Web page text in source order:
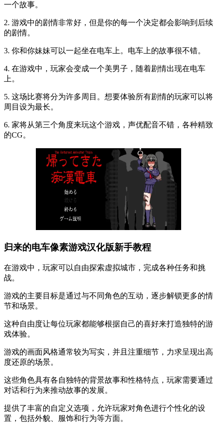
一个故事。
2. 游戏中的剧情非常好，但是你的每一个决定都会影响到后续
的剧情。
3. 你和你妹妹可以一起坐在电车上。电车上的故事很不错。
4. 在游戏中，玩家会变成一个美男子，随着剧情出现在电车
上。
5. 这场比赛将分为许多周目。想要体验所有剧情的玩家可以将
周目设为最长。
6. 家将从第三个角度来玩这个游戏，声优配音不错，各种精致
的CG。
归来的电车像素游戏汉化版新手教程
在游戏中，玩家可以自由探索虚拟城市，完成各种任务和挑
战。
游戏的主要目标是通过与不同角色的互动，逐步解锁更多的情
节和场景。
这种自由度让每位玩家都能够根据自己的喜好来打造独特的游
戏体验。
游戏的画面风格通常较为写实，并且注重细节，力求呈现出高
度还原的场景。
这些角色具有各自独特的背景故事和性格特点，玩家需要通过
对话和行为来推动故事的发展。
提供了丰富的自定义选项，允许玩家对角色进行个性化的设
置，包括外貌、服饰和行为等方面。